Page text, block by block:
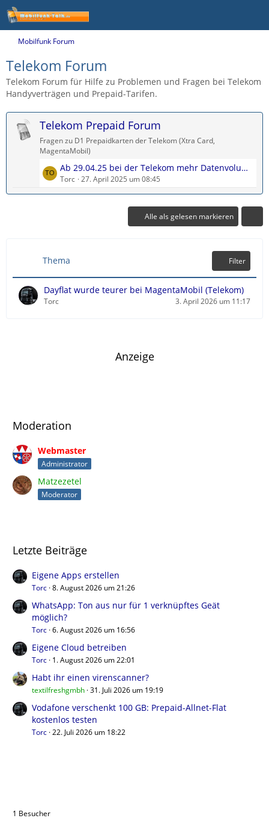
Mobilfunk Forum
Telekom Forum
Telekom Forum für Hilfe zu Problemen und Fragen bei Telekom
Handyverträgen und Prepaid-Tarifen.
Telekom Prepaid Forum
Fragen zu D1 Prepaidkarten der Telekom (Xtra Card,
MagentaMobil)
L
e
t
i
t
r
ä
Ab 29.04.25 bei der Telekom mehr Datenvolumen im Prepaid
Torc 27. April 2025 um 08:45
Alle als gelesen markieren
Thema Filter
Dayflat wurde teurer bei MagentaMobil (Telekom)
Torc 3. April 2026 um 11:17
Anzeige
Moderation
Webmaster
Administrator
Matzezetel
Moderator
Letzte Beiträge
Eigene Apps erstellen
Torc 8. August 2026 um 21:26
WhatsApp: Ton aus nur für 1 verknüpftes Geät
möglich?
Torc 6. August 2026 um 16:56
Eigene Cloud betreiben
Torc 1. August 2026 um 22:01
Habt ihr einen virenscanner?
textilfreshgmbh 31. Juli 2026 um 19:19
Vodafone verschenkt 100 GB: Prepaid-Allnet-Flat
kostenlos testen
Torc 22. Juli 2026 um 18:22
1 Besucher